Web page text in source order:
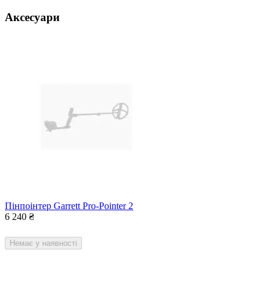
Аксесуари
Пінпоінтер Garrett Pro-Pointer 2
6 240 ₴
Немає у наявності